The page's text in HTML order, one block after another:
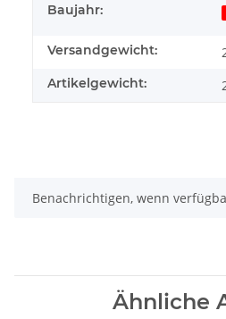
Baujahr:
Versandgewicht:
Artikelgewicht:
Benachrichtigen, wenn
Ähnliche